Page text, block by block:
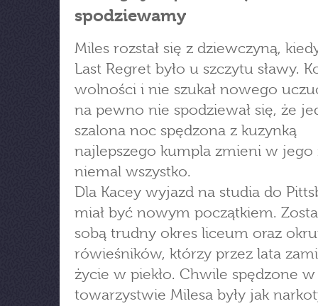
spodziewamy
Miles rozstał się z dziewczyną,
Last Regret było u szczytu sławy.
wolności i nie szukał nowego
na pewno nie spodziewał się, że
szalona noc spędzona z kuzynką
najlepszego kumpla zmieni w jego
niemal wszystko.
Dla Kacey wyjazd na studia do
miał być nowym początkiem.
sobą trudny okres liceum oraz
rówieśników, którzy przez lata
życie w piekło. Chwile spędzone w
towarzystwie Milesa były jak